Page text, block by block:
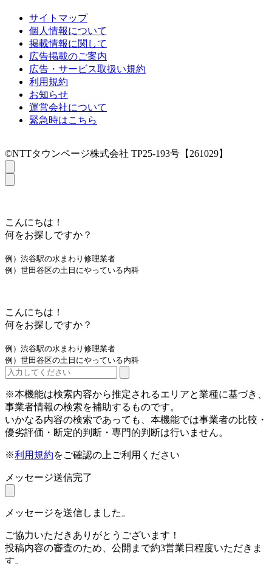
サイトマップ
個人情報について
掲載情報に関して
広告掲載のご案内
広告・サービス取扱い規約
利用規約
お知らせ
運営会社について
緊急時はこちら
©NTTタウンページ株式会社 TP25-193号【261029】
こんにちは！
何をお探しですか？
例）渋谷駅の水まわり修理業者
例）世田谷区の土日にやっている内科
こんにちは！
何をお探しですか？
例）渋谷駅の水まわり修理業者
例）世田谷区の土日にやっている内科
※本機能は検索内容から推定されるエリアと業種に基づき、
事業者情報の検索を補助するものです。
いかなる内容の検索であっても、本機能では事業者の比較・
優劣評価・断定的判断・専門的判断は行いません。
※利用規約をご確認の上ご利用ください
メッセージ送信完了
メッセージを送信しました。
ご協力いただきありがとうございます！
投稿内容の審査のため、公開まで約3営業日程度いただきま
す。